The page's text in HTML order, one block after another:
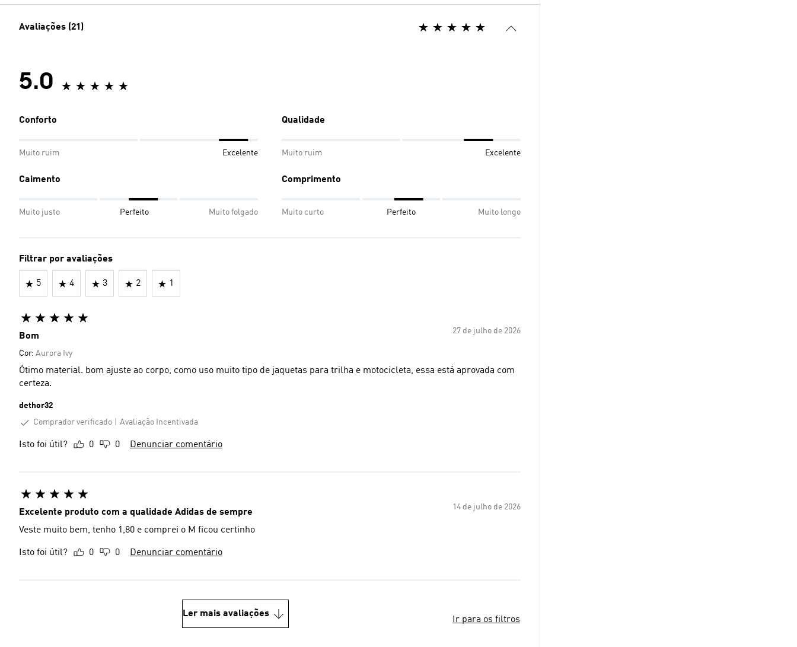
Avaliações (21)
5.0
Conforto
Muito ruim Excelente
Qualidade
Muito ruim Excelente
Caimento
Muito justo Perfeito Muito folgado
Comprimento
Muito curto Perfeito Muito longo
Filtrar por avaliações
5 4 3 2 1
27 de julho de 2026
Bom
Cor: Aurora Ivy
Ótimo material. bom ajuste ao corpo, como uso muito tipo de jaquetas para trilha e motocicleta, essa está aprovada com
certeza.
dethor32
Comprador verificado
Avaliação Incentivada
Isto foi útil? 0 0 Denunciar comentário
14 de julho de 2026
Excelente produto com a qualidade Adidas de sempre
Veste muito bem, tenho 1,80 e comprei o M ficou certinho
Isto foi útil? 0 0 Denunciar comentário
Ler mais avaliações
Ir para os filtros